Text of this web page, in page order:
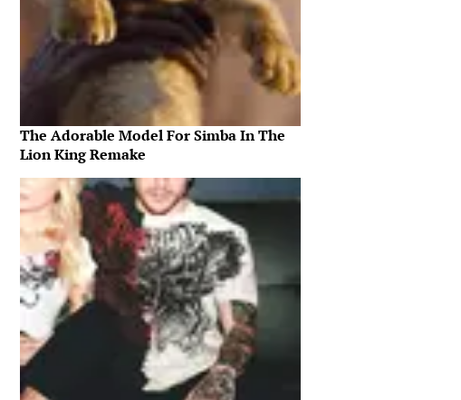
The Adorable Model For Simba In The
Lion King Remake